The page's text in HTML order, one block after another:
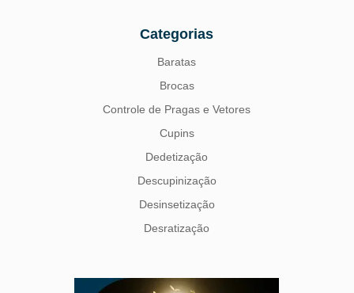
Categorias
Baratas
Brocas
Controle de Pragas e Vetores
Cupins
Dedetização
Descupinização
Desinsetização
Desratização
Mosquito Mist